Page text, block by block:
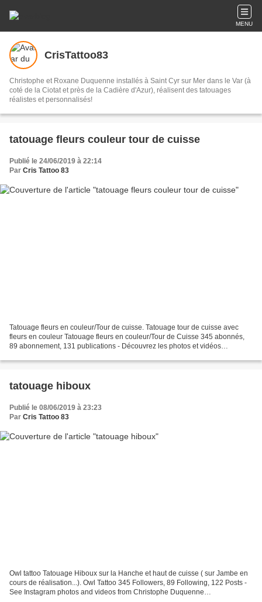
MENU
CrisTattoo83
Christophe et Roxane Duquenne installés à Saint Cyr sur Mer dans le Var (à
coté de la Ciotat et près de la Cadière d'Azur), réalisent des tatouages
réalistes et personnalisés!
tatouage fleurs couleur tour de cuisse
Publié le 24/06/2019 à 22:14
Par Cris Tattoo 83
Tatouage fleurs en couleur/Tour de cuisse. Tatouage tour de cuisse avec
fleurs en couleur Tatouage fleurs en couleur/Tour de Cuisse 345 abonnés,
89 abonnement, 131 publications - Découvrez les photos et vidéos
tatouage hiboux
Publié le 08/06/2019 à 23:23
Par Cris Tattoo 83
Owl tattoo Tatouage Hiboux sur la Hanche et haut de cuisse ( sur Jambe en
cours de réalisation...). Owl Tattoo 345 Followers, 89 Following, 122 Posts -
See Instagram photos and videos from Christophe Duquenne